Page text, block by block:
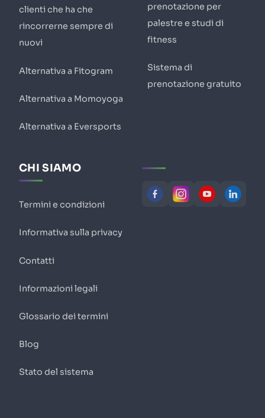
clienti che ha che
rincorrerne sempre di
nuovi
Alternativa a Fitogram
Alternativa a Momoyoga
Alternativa a Eversports
prenotazione per
palestre e studi di
fitness
Sistema di
prenotazione gratuito
CHI SIAMO
Termini e condizioni
Informativa sulla privacy
Contatti
Informazioni legali
Glossario dei termini
Blog
Stato del sistema